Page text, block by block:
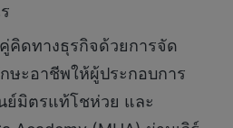
คิดทางธุรกิจด้วยการจัด
ษะอาชีพให้ผู้ประกอบการ
ย์มิตรแท้โชห่วย และ